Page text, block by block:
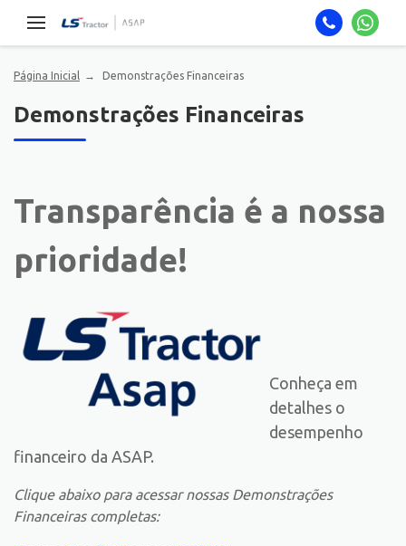
Página Inicial Demonstrações Financeiras
Demonstrações Financeiras
Transparência é a nossa
prioridade!
Conheça em
detalhes o
desempenho
financeiro da ASAP.
Clique abaixo para acessar nossas Demonstrações
Financeiras completas: